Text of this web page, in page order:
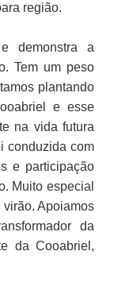
região.
demonstra a
Tem um peso
plantando
e esse
na vida futura
conduzida com
e participação
Muito especial
Apoiamos
da
da Cooabriel,